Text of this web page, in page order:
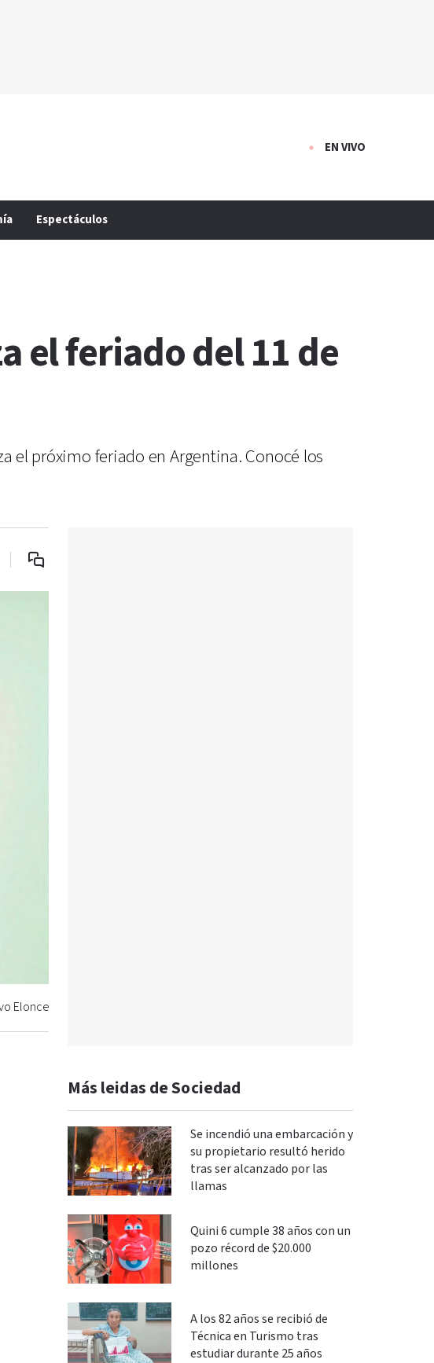
EN VIVO
Espectáculos
el feriado del 11 de
el próximo feriado en Argentina. Conocé los
Elonce
Más leidas de Sociedad
Se incendió una embarcación y
su propietario resultó herido
tras ser alcanzado por las
llamas
Quini 6 cumple 38 años con un
pozo récord de $20.000
millones
A los 82 años se recibió de
Técnica en Turismo tras
estudiar durante 25 años